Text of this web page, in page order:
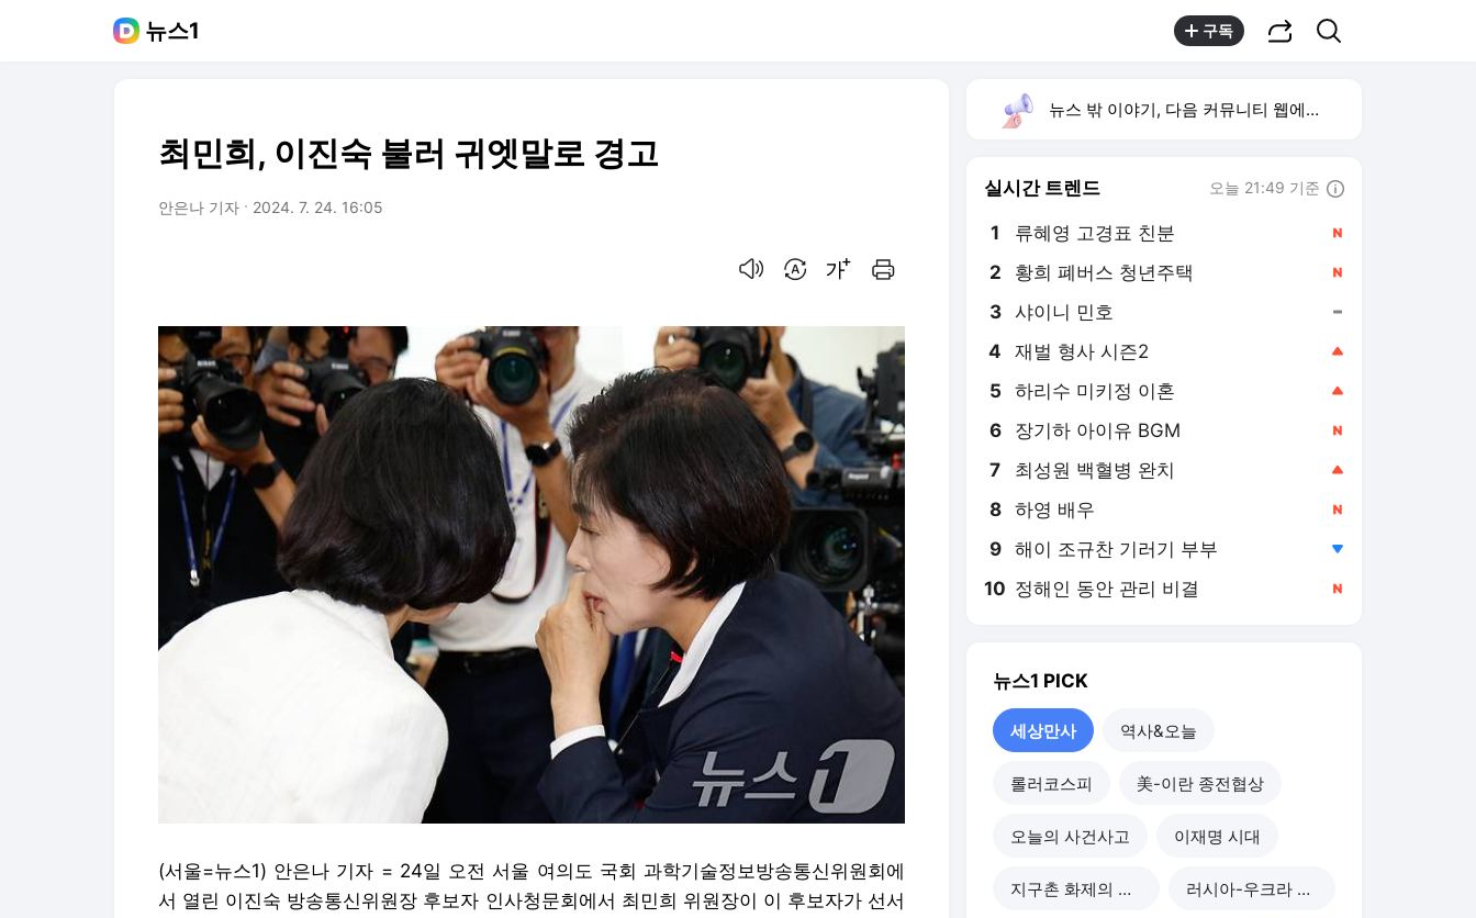
뉴스1 구독
최민희, 이진숙 불러 귀엣말로 경고
안은나 기자 2024. 7. 24. 16:05
(서울=뉴스1) 안은나 기자 = 24일 오전 서울 여의도 국회 과학기술정보방송통신위원회에
서 열린 이진숙 방송통신위원장 후보자 인사청문회에서 최민희 위원장이 이 후보자가 선서
뉴스 밖 이야기, 다음 커뮤니티 웹에서 보기
실시간 트렌드 오늘 21:49 기준
1 류혜영 고경표 친분
2 황희 폐버스 청년주택
4 재벌 형사 시즌2
5 하리수 미키정 이혼
6 장기하 아이유 BGM
7 최성원 백혈병 완치
8 하영 배우
9 해이 조규찬 기러기 부부
10 정해인 동안 관리 비결
뉴스1 PICK
세상만사 역사&오늘
롤러코스피 美-이란 종전협상
오늘의 사건사고 이재명 시대
지구촌 화제의 뉴스 러시아-우크라 전쟁